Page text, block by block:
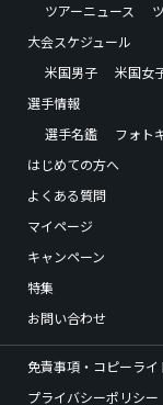
ツアーニュース
大会スケジュール
米国男子
米国女
選手情報
選手名鑑
フォト
はじめての方へ
よくある質問
マイページ
キャンペーン
特集
お問い合わせ
免責事項・コピーライ
プライバシーポリシー